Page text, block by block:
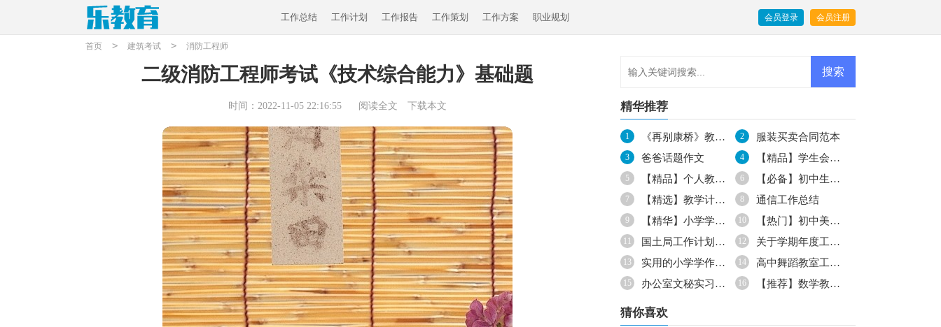
工作总结 工作计划 工作报告 工作策划 工作方案 职业规划 会员登录 会员注册
首页 > 建筑考试 > 消防工程师
二级消防工程师考试《技术综合能力》基础题
时间：2022-11-05 22:16:55 阅读全文 下载本文 精华推荐
1 《再别康桥》教学反思 2 服装买卖合同范本
3 爸爸话题作文 4 【精品】学生会生活部工作计划4篇
5 【精品】个人教学计划汇编5篇 6 【必备】初中生周记3篇
7 【精选】教学计划范文7篇 8 通信工作总结
9 【精华】小学学作文700字集锦5篇 10 【热门】初中美术教学工作计划3篇
11 国土局工作计划合集5篇 12 关于学期年度工作计划四篇
13 实用的小学学作文400字合集八篇 14 高中舞蹈教室工作计划范文
15 办公室文秘实习报告 16 【推荐】数学教学计划6篇
猜你喜欢